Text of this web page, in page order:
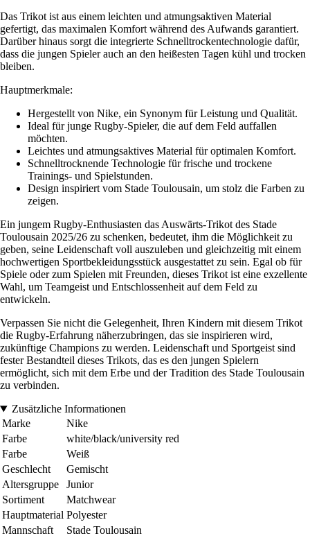
Das Trikot ist aus einem leichten und atmungsaktiven Material
gefertigt, das maximalen Komfort während des Aufwands garantiert.
Darüber hinaus sorgt die integrierte Schnelltrockentechnologie dafür,
dass die jungen Spieler auch an den heißesten Tagen kühl und trocken
bleiben.
Hauptmerkmale:
Hergestellt von Nike, ein Synonym für Leistung und Qualität.
Ideal für junge Rugby-Spieler, die auf dem Feld auffallen
möchten.
Leichtes und atmungsaktives Material für optimalen Komfort.
Schnelltrocknende Technologie für frische und trockene
Trainings- und Spielstunden.
Design inspiriert vom Stade Toulousain, um stolz die Farben zu
zeigen.
Ein jungem Rugby-Enthusiasten das Auswärts-Trikot des Stade
Toulousain 2025/26 zu schenken, bedeutet, ihm die Möglichkeit zu
geben, seine Leidenschaft voll auszuleben und gleichzeitig mit einem
hochwertigen Sportbekleidungsstück ausgestattet zu sein. Egal ob für
Spiele oder zum Spielen mit Freunden, dieses Trikot ist eine exzellente
Wahl, um Teamgeist und Entschlossenheit auf dem Feld zu
entwickeln.
Verpassen Sie nicht die Gelegenheit, Ihren Kindern mit diesem Trikot
die Rugby-Erfahrung näherzubringen, das sie inspirieren wird,
zukünftige Champions zu werden. Leidenschaft und Sportgeist sind
fester Bestandteil dieses Trikots, das es den jungen Spielern
ermöglicht, sich mit dem Erbe und der Tradition des Stade Toulousain
zu verbinden.
Zusätzliche Informationen
Marke
Nike
Farbe
white/black/university red
Farbe
Weiß
Geschlecht
Gemischt
Altersgruppe
Junior
Sortiment
Matchwear
Hauptmaterial Polyester
Mannschaft
Stade Toulousain